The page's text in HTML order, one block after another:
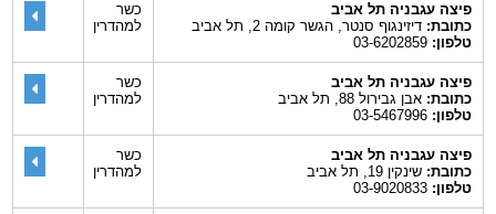
פיצה עגבניה תל אביב
כתובת:דיזינגוף סנטר, הגשר קומה 2, תל אביב
טלפון:03-6202859
כשר
למהדרין
פיצה עגבניה תל אביב
כתובת:אבן גבירול 88, תל אביב
טלפון:03-5467996
כשר
למהדרין
פיצה עגבניה תל אביב
כתובת:שינקין 19, תל אביב
טלפון:03-9020833
כשר
למהדרין